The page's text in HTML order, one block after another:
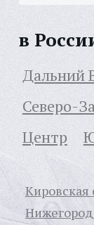
в
Дальний
Северо-
Центр
Кировская